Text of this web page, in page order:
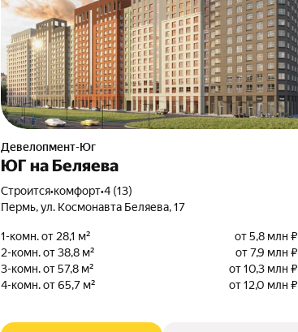
Девелопмент-Юг
ЮГ на Беляева
Строится•комфорт•4 (13)
Пермь, ул. Космонавта Беляева, 17
1-комн. от 28,1 м²
от 5,8 млн ₽
2-комн. от 38,8 м²
от 7,9 млн ₽
3-комн. от 57,8 м²
от 10,3 млн ₽
4-комн. от 65,7 м²
от 12,0 млн ₽